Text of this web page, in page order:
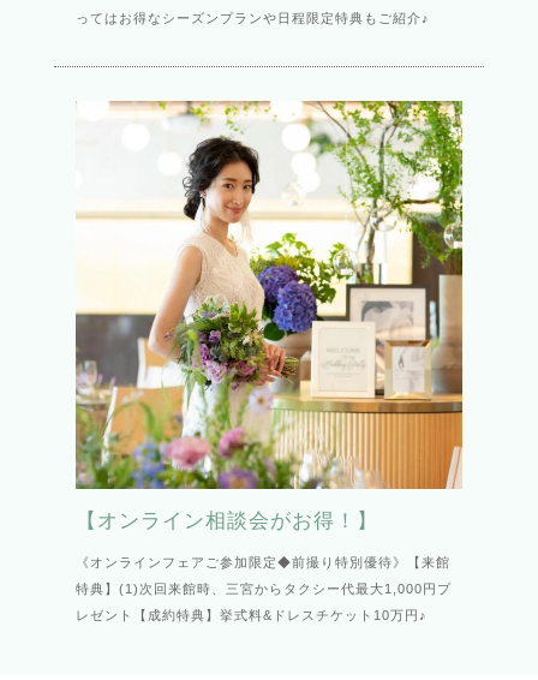
ってはお得なシーズンプランや日程限定特典もご紹介♪
【オンライン相談会がお得！】
《オンラインフェアご参加限定◆前撮り特別優待》【来館
特典】(1)次回来館時、三宮からタクシー代最大1,000円プ
レゼント【成約特典】挙式料&ドレスチケット10万円♪